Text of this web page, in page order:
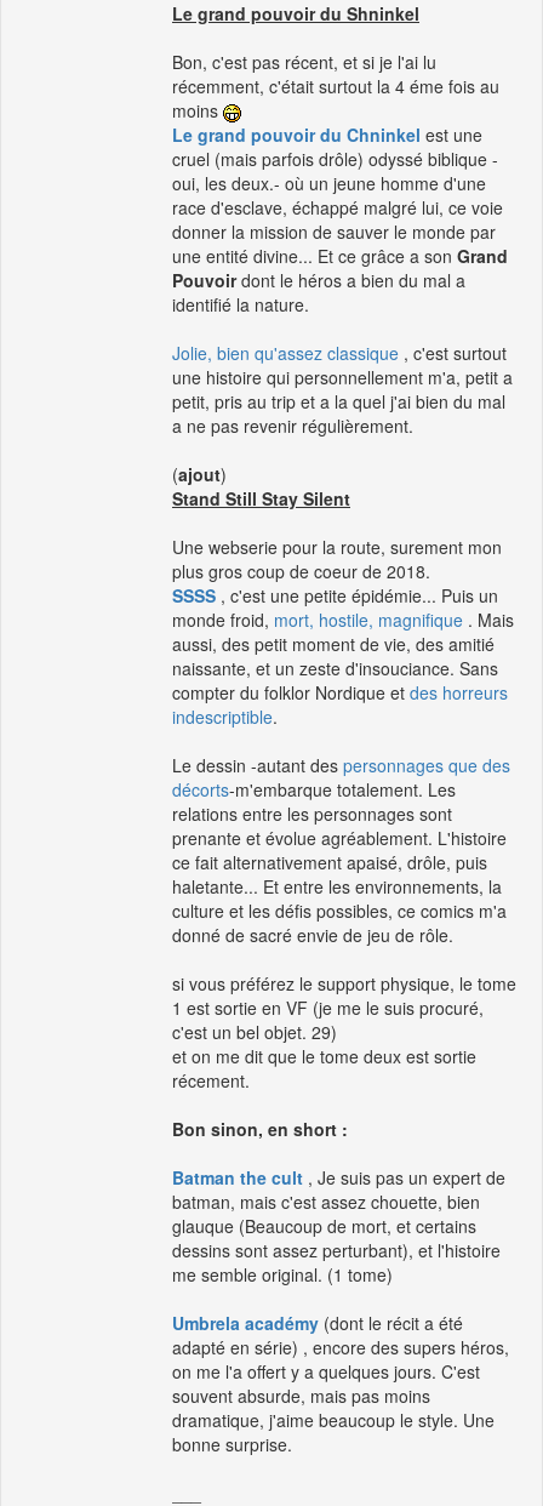
Le grand pouvoir du Shninkel
Bon, c'est pas récent, et si je l'ai lu
récemment, c'était surtout la 4 éme fois au
moins
Le grand pouvoir du Chninkel est une
cruel (mais parfois drôle) odyssé biblique -
oui, les deux.- où un jeune homme d'une
race d'esclave, échappé malgré lui, ce voie
donner la mission de sauver le monde par
une entité divine... Et ce grâce a son Grand
Pouvoirdont le héros a bien du mal a
identifié la nature.
Jolie, bien qu'assez classique , c'est surtout
une histoire qui personnellement m'a, petit a
petit, pris au trip et a la quel j'ai bien du mal
a ne pas revenir régulièrement.
(ajout)
Stand Still Stay Silent
Une webserie pour la route, surement mon
plus gros coup de coeur de 2018.
SSSS , c'est une petite épidémie... Puis un
monde froid, mort, hostile, magnifique . Mais
aussi, des petit moment de vie, des amitié
naissante, et un zeste d'insouciance. Sans
compter du folklor Nordique et des horreurs
indescriptible.
Le dessin -autant des personnages que des
décorts-m'embarque totalement. Les
relations entre les personnages sont
prenante et évolue agréablement. L'histoire
ce fait alternativement apaisé, drôle, puis
haletante... Et entre les environnements, la
culture et les défis possibles, ce comics m'a
donné de sacré envie de jeu de rôle.
si vous préférez le support physique, le tome
1 est sortie en VF (je me le suis procuré,
c'est un bel objet. 29)
et on me dit que le tome deux est sortie
récement.
Bon sinon, en short :
Batman the cult , Je suis pas un expert de
batman, mais c'est assez chouette, bien
glauque (Beaucoup de mort, et certains
dessins sont assez perturbant), et l'histoire
me semble original. (1 tome)
Umbrela académy (dont le récit a été
adapté en série) , encore des supers héros,
on me l'a offert y a quelques jours. C'est
souvent absurde, mais pas moins
dramatique, j'aime beaucoup le style. Une
bonne surprise.